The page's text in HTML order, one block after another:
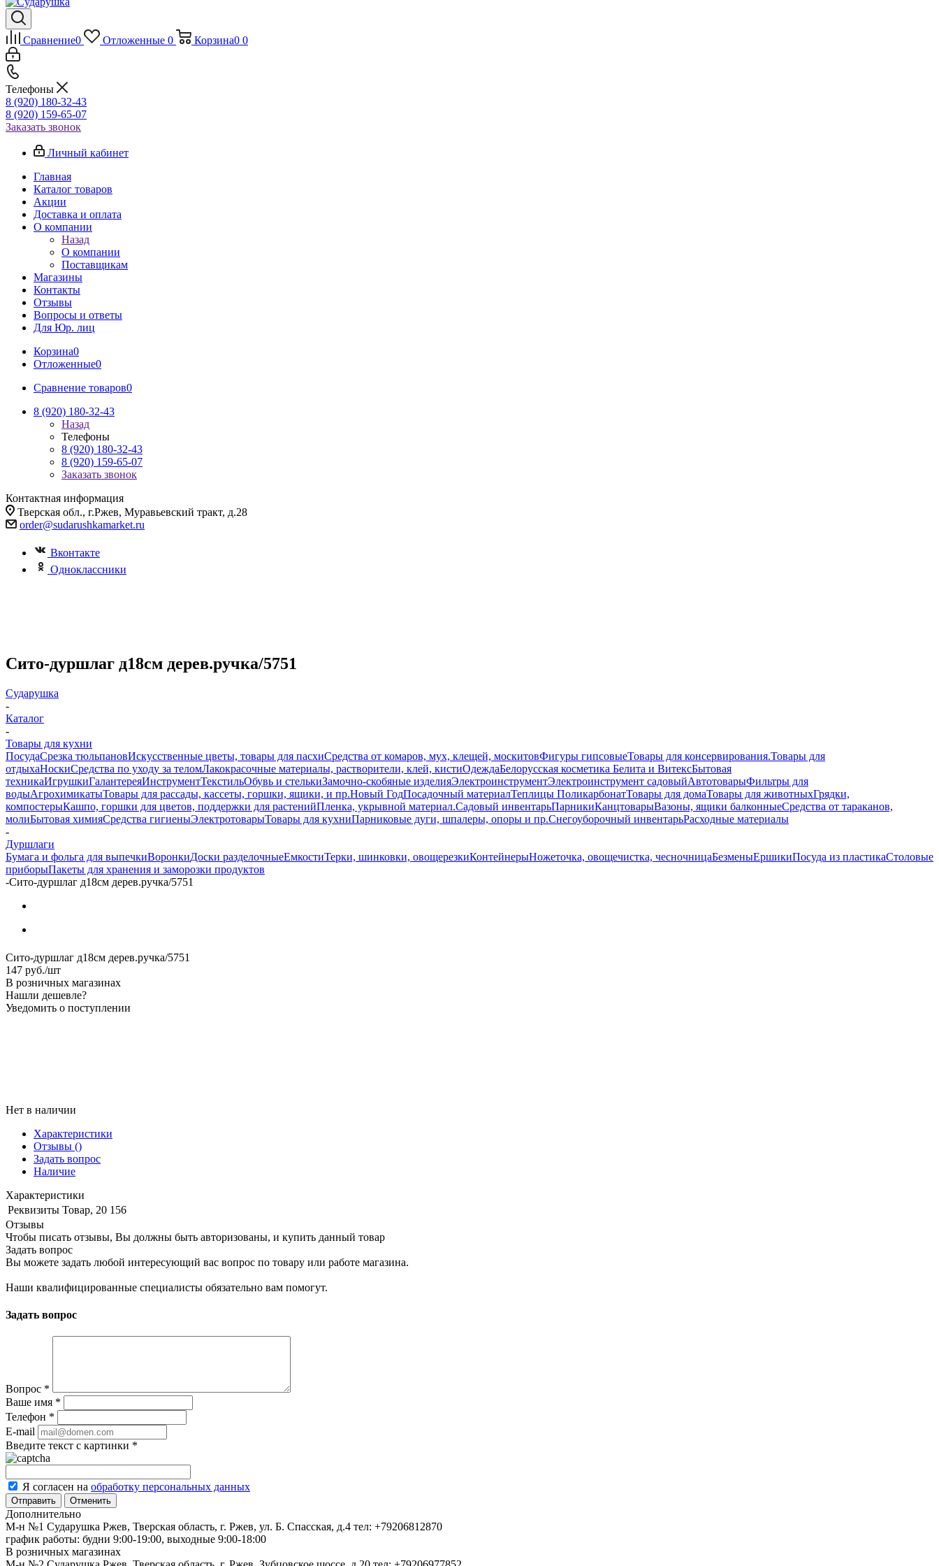
Сравнение0 Отложенные 0 Корзина0 0
Телефоны
8 (920) 180-32-43
8 (920) 159-65-07
Заказать звонок
Личный кабинет
Главная
Каталог товаров
Акции
Доставка и оплата
О компании
Назад
О компании
Поставщикам
Магазины
Контакты
Отзывы
Вопросы и ответы
Для Юр. лиц
Корзина0
Отложенные0
Сравнение товаров0
8 (920) 180-32-43
Назад
Телефоны
8 (920) 180-32-43
8 (920) 159-65-07
Заказать звонок
Контактная информация
Тверская обл., г.Ржев, Муравьевский тракт, д.28
order@sudarushkamarket.ru
Вконтакте
Одноклассники
Сито-дуршлаг д18см дерев.ручка/5751
Сударушка
-
Каталог
-
Товары для кухни
ПосудаСрезка тюльпановИскусственные цветы, товары для пасхиСредства от комаров, мух, клещей, москитовФигуры гипсовыеТовары для консервирования.Товары для
отдыхаНоскиСредства по уходу за теломЛакокрасочные материалы, растворители, клей, кистиОдеждаБелорусская косметика Белита и ВитексБытовая
техникаИгрушкиГалантереяИнструментТекстильОбувь и стелькиЗамочно-скобяные изделияЭлектроинструментЭлектроинструмент садовыйАвтотоварыФильтры для
водыАгрохимикатыТовары для рассады, кассеты, горшки, ящики, и пр.Новый ГодПосадочный материалТеплицы ПоликарбонатТовары для домаТовары для животныхГрядки,
компостерыКашпо, горшки для цветов, поддержки для растенийПленка, укрывной материал.Садовый инвентарьПарникиКанцтоварыВазоны, ящики балконныеСредства от тараканов,
молиБытовая химияСредства гигиеныЭлектротоварыТовары для кухниПарниковые дуги, шпалеры, опоры и пр.Снегоуборочный инвентарьРасходные материалы
-
Дуршлаги
Бумага и фольга для выпечкиВоронкиДоски разделочныеЕмкостиТерки, шинковки, овощерезкиКонтейнерыНожеточка, овощечистка, чесночницаБезменыЕршикиПосуда из пластикаСтоловые
приборыПакеты для хранения и заморозки продуктов
-Сито-дуршлаг д18см дерев.ручка/5751
Сито-дуршлаг д18см дерев.ручка/5751
147 руб./шт
В розничных магазинах
Нашли дешевле?
Уведомить о поступлении
Нет в наличии
Характеристики
Отзывы ()
Задать вопрос
Наличие
Характеристики
Реквизиты Товар, 20 156
Отзывы
Чтобы писать отзывы, Вы должны быть авторизованы, и купить данный товар
Задать вопрос
Вы можете задать любой интересующий вас вопрос по товару или работе магазина.
Наши квалифицированные специалисты обязательно вам помогут.
Задать вопрос
Вопрос *
Ваше имя *
Телефон *
E-mail
Введите текст с картинки *
Я согласен на обработку персональных данных
Отменить
Дополнительно
М-н №1 Сударушка Ржев, Тверская область, г. Ржев, ул. Б. Спасская, д.4 тел: +79206812870
график работы: будни 9:00-19:00, выходные 9:00-18:00
В розничных магазинах